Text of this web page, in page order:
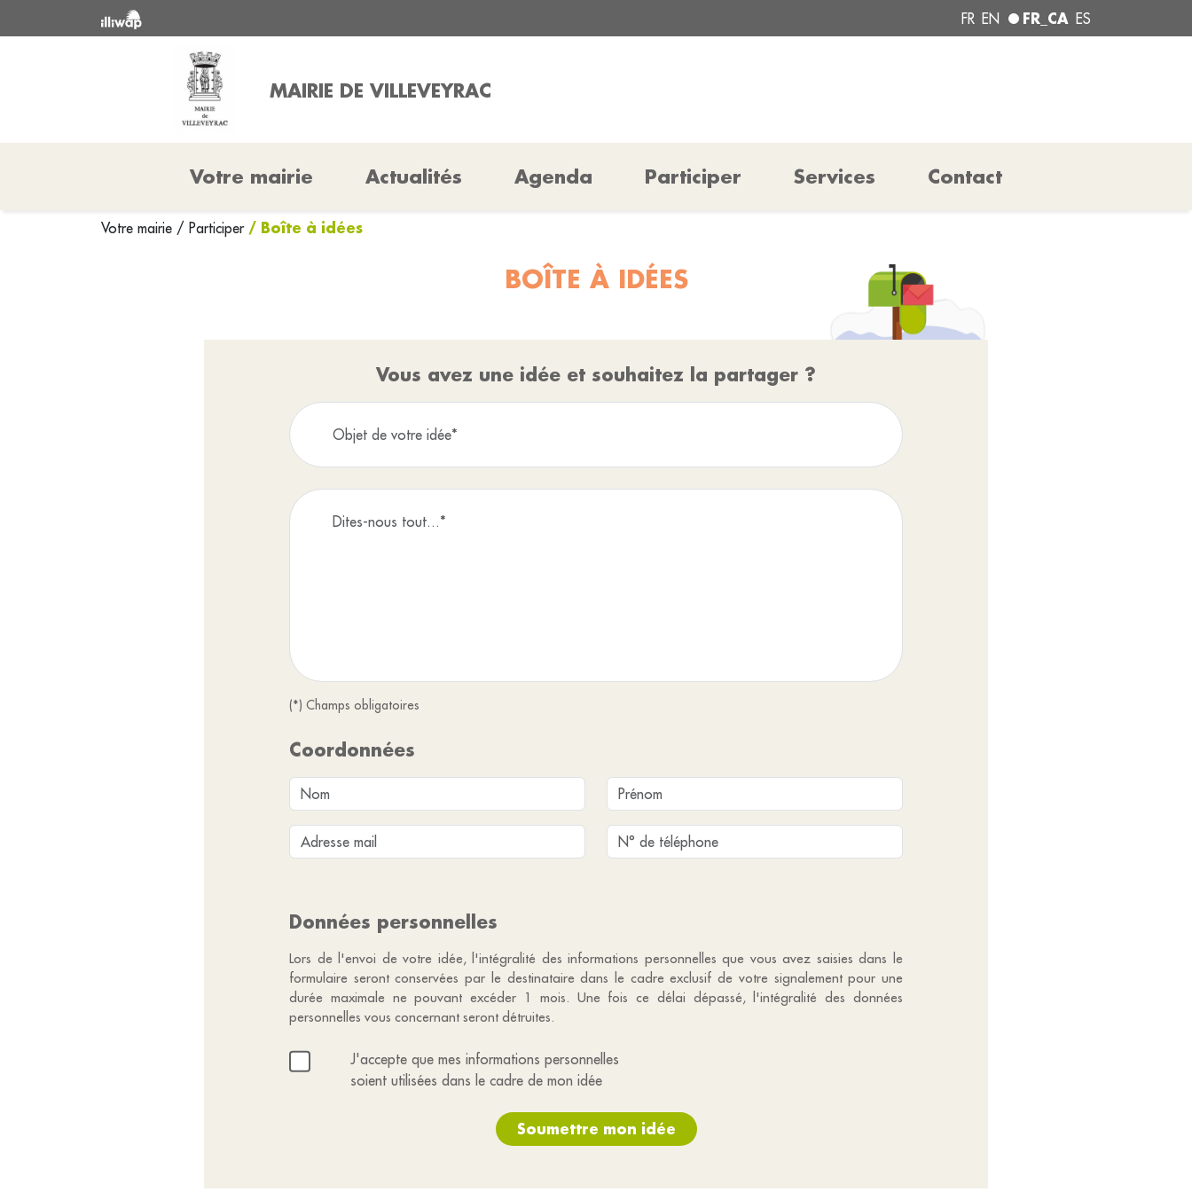
FR EN FR_CA ES
MAIRIE DE VILLEVEYRAC
Votre mairie Actualités Agenda Participer Services Contact
Votre mairie / Participer / Boîte à idées
BOÎTE À IDÉES
Vous avez une idée et souhaitez la partager ?
(*) Champs obligatoires
Coordonnées
Données personnelles
Lors de l'envoi de votre idée, l'intégralité des informations personnelles que vous avez saisies dans le
formulaire seront conservées par le destinataire dans le cadre exclusif de votre signalement pour une
durée maximale ne pouvant excéder 1 mois. Une fois ce délai dépassé, l'intégralité des données
personnelles vous concernant seront détruites.
J'accepte que mes informations personnelles
soient utilisées dans le cadre de mon idée
Soumettre mon idée